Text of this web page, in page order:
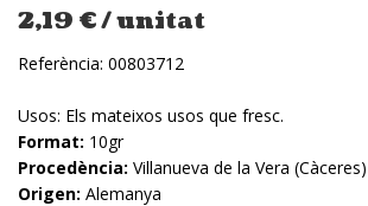
2,19 €/ unitat
Referència: 00803712
Usos: Els mateixos usos que fresc.
Format: 10gr
Procedència: Villanueva de la Vera (Càceres)
Origen: Alemanya